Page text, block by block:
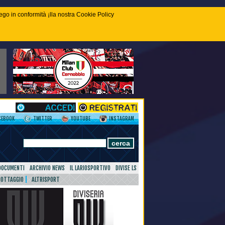
in conformità ¡lla nostra Cookie Policy
TWITTER YOUTUBE INSTAGRAM
ARCHIVIO NEWS IL LARIOSPORTIVO
DIVISE LS
ALTRISPORT